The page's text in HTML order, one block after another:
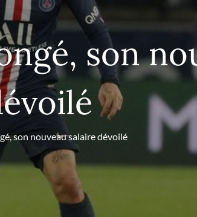
son
son nouveau salaire dévoilé